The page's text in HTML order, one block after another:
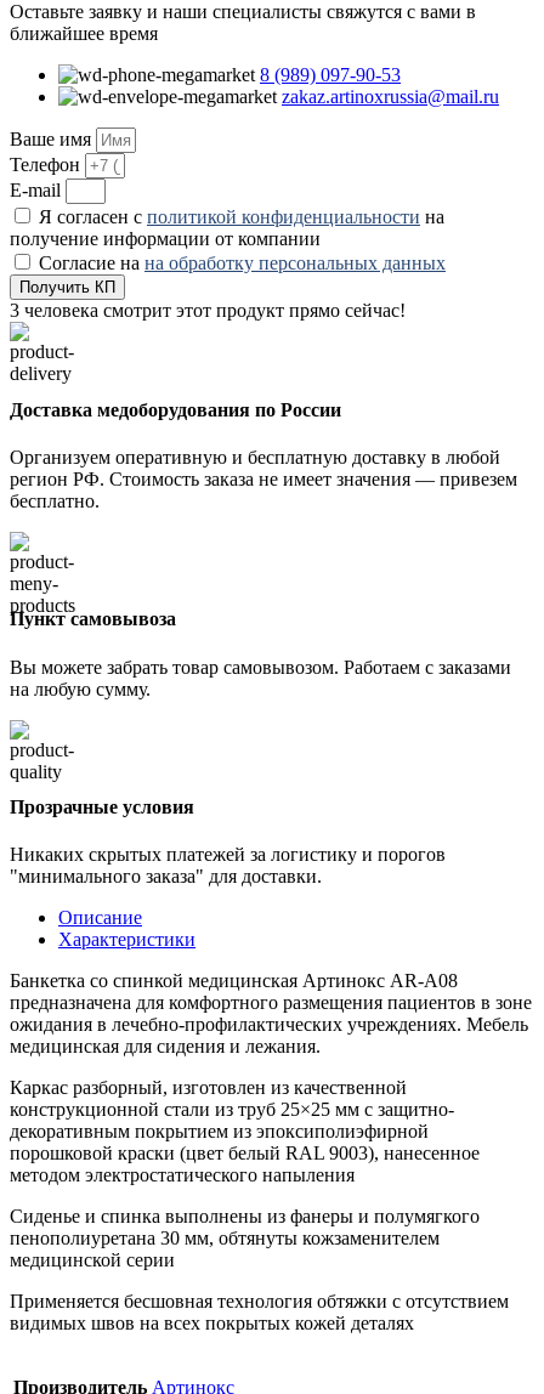
полимере
Оставьте заявку и наши специалисты свяжутся с вами в
ближайшее время
8 (989) 097-90-53
zakaz.artinoxrussia@mail.ru
Ваше имя
Телефон
E-mail
Я согласен с политикой конфиденциальности на
получение информации от компании
Согласие на на обработку персональных данных
Получить КП
3 человека смотрит этот продукт прямо сейчас!
Доставка медоборудования по России
Организуем оперативную и бесплатную доставку в любой
регион РФ. Стоимость заказа не имеет значения — привезем
бесплатно.
Пункт самовывоза
Вы можете забрать товар самовывозом. Работаем с заказами
на любую сумму.
Прозрачные условия
Никаких скрытых платежей за логистику и порогов
"минимального заказа" для доставки.
Описание
Характеристики
Банкетка со спинкой медицинская Артинокс AR-А08
предназначена для комфортного размещения пациентов в зоне
ожидания в лечебно-профилактических учреждениях. Мебель
медицинская для сидения и лежания.
Каркас разборный, изготовлен из качественной
конструкционной стали из труб 25×25 мм с защитно-
декоративным покрытием из эпоксиполиэфирной
порошковой краски (цвет белый RAL 9003), нанесенное
методом электростатического напыления
Сиденье и спинка выполнены из фанеры и полумягкого
пенополиуретана 30 мм, обтянуты кожзаменителем
медицинской серии
Применяется бесшовная технология обтяжки с отсутствием
видимых швов на всех покрытых кожей деталях
Производитель Артинокс